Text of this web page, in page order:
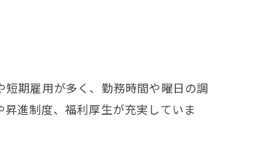
期雇用が多く、勤務時間や曜日の調
進制度、福利厚生が充実していま